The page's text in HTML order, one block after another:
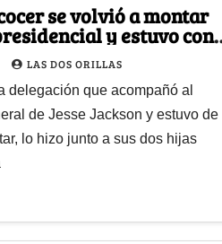
se volvió a montar
y estuvo con
la votación del 8 de
LAS DOS ORILLAS
delegación que acompañó al
de Jesse Jackson y estuvo de
lo hizo junto a sus dos hijas